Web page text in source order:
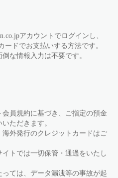
アカウントでログインし、
ードでお支払いする方法です。
な情報入力は不要です。
会員規約に基づき、ご指定の預金
ただきます。
海外発行のクレジットカードはご
イトでは一切保管・通過をいたし
っては、データ漏洩等の事故が起